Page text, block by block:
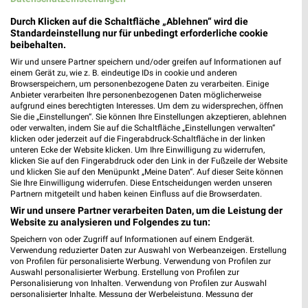
Nächste Filiale
Lenzener Chaussee 21
19322 Wittenberge
Heute 10:00 - 18:30 Uhr |
Geöffnet
125,36 km • Angebote: 2 Prospekte
Angebote-Kalender für JYSK in
Wittenberge und Umgebung
Aug.
10 Mo 11Di 12Mi 13Do 14 Fr
JYSK - Gartenabverkauf
JYSK - Spare bis zu 70%
Durch Klicken auf die Schaltfläche „Ablehnen“ wird die
Standardeinstellung nur für unbedingt erforderliche cookie
beibehalten.
Wir und unsere Partner speichern und/oder greifen auf Informationen auf
einem Gerät zu, wie z. B. eindeutige IDs in cookie und anderen
Browserspeichern, um personenbezogene Daten zu verarbeiten. Einige
Anbieter verarbeiten Ihre personenbezogenen Daten möglicherweise
aufgrund eines berechtigten Interesses. Um dem zu widersprechen, öffnen
Sie die „Einstellungen“. Sie können Ihre Einstellungen akzeptieren, ablehnen
oder verwalten, indem Sie auf die Schaltfläche „Einstellungen verwalten“
klicken oder jederzeit auf die Fingerabdruck-Schaltfläche in der linken
unteren Ecke der Website klicken. Um Ihre Einwilligung zu widerrufen,
klicken Sie auf den Fingerabdruck oder den Link in der Fußzeile der Website
und klicken Sie auf den Menüpunkt „Meine Daten“. Auf dieser Seite können
Sie Ihre Einwilligung widerrufen. Diese Entscheidungen werden unseren
Partnern mitgeteilt und haben keinen Einfluss auf die Browserdaten.
Wir und unsere Partner verarbeiten Daten, um die Leistung der
Website zu analysieren und Folgendes zu tun:
Speichern von oder Zugriff auf Informationen auf einem Endgerät.
Verwendung reduzierter Daten zur Auswahl von Werbeanzeigen. Erstellung
von Profilen für personalisierte Werbung. Verwendung von Profilen zur
Auswahl personalisierter Werbung. Erstellung von Profilen zur
Personalisierung von Inhalten. Verwendung von Profilen zur Auswahl
personalisierter Inhalte. Messung der Werbeleistung. Messung der